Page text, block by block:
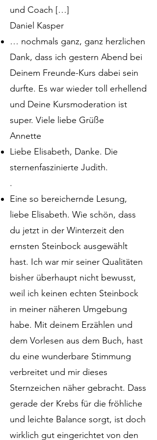
und Coach […]
Daniel Kasper
… nochmals ganz, ganz herzlichen
Dank, dass ich gestern Abend bei
Deinem Freunde-Kurs dabei sein
durfte. Es war wieder toll erhellend
und Deine Kursmoderation ist
super. Viele liebe Grüße
Annette
Liebe Elisabeth, Danke. Die
sternenfaszinierte Judith.
.
Eine so bereichernde Lesung,
liebe Elisabeth. Wie schön, dass
du jetzt in der Winterzeit den
ernsten Steinbock ausgewählt
hast. Ich war mir seiner Qualitäten
bisher überhaupt nicht bewusst,
weil ich keinen echten Steinbock
in meiner näheren Umgebung
habe. Mit deinem Erzählen und
dem Vorlesen aus dem Buch, hast
du eine wunderbare Stimmung
verbreitet und mir dieses
Sternzeichen näher gebracht. Dass
gerade der Krebs für die fröhliche
und leichte Balance sorgt, ist doch
wirklich gut eingerichtet von den